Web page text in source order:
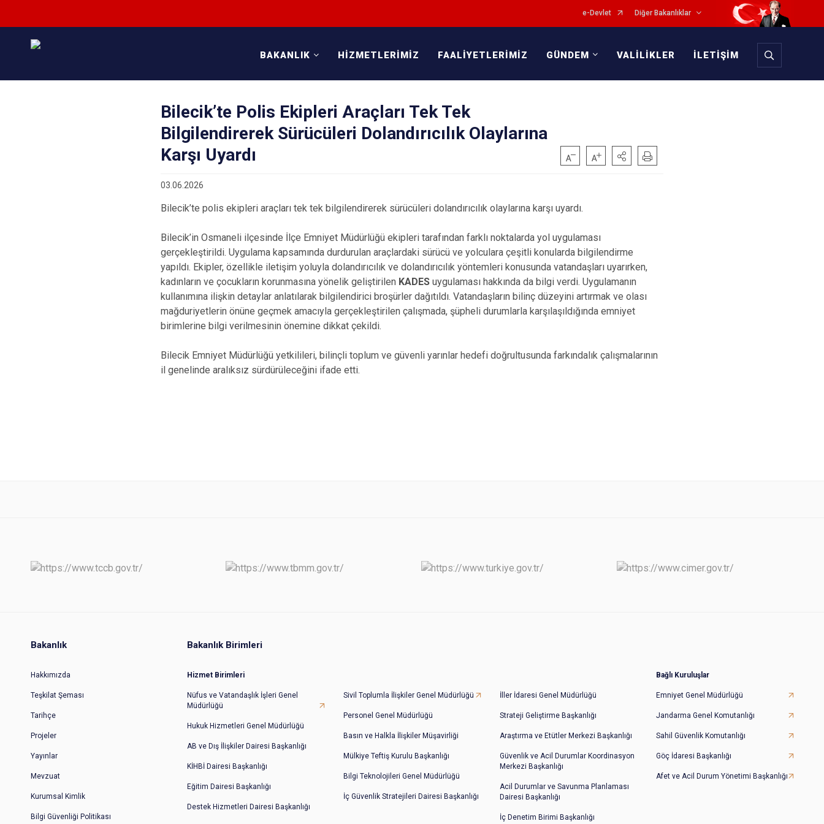
e-Devlet Diğer Bakanlıklar
BAKANLIK HİZMETLERİMİZ FAALİYETLERİMİZ GÜNDEM VALİLİKLER İLETİŞİM
Bilecik’te Polis Ekipleri Araçları Tek Tek
Bilgilendirerek Sürücüleri Dolandırıcılık Olaylarına
Karşı Uyardı
03.06.2026
Bilecik’te polis ekipleri araçları tek tek bilgilendirerek sürücüleri dolandırıcılık olaylarına karşı uyardı.
Bilecik’in Osmaneli ilçesinde İlçe Emniyet Müdürlüğü ekipleri tarafından farklı noktalarda yol uygulaması
gerçekleştirildi. Uygulama kapsamında durdurulan araçlardaki sürücü ve yolculara çeşitli konularda bilgilendirme
yapıldı. Ekipler, özellikle iletişim yoluyla dolandırıcılık ve dolandırıcılık yöntemleri konusunda vatandaşları uyarırken,
kadınların ve çocukların korunmasına yönelik geliştirilen KADES uygulaması hakkında da bilgi verdi. Uygulamanın
kullanımına ilişkin detaylar anlatılarak bilgilendirici broşürler dağıtıldı. Vatandaşların bilinç düzeyini artırmak ve olası
mağduriyetlerin önüne geçmek amacıyla gerçekleştirilen çalışmada, şüpheli durumlarla karşılaşıldığında emniyet
birimlerine bilgi verilmesinin önemine dikkat çekildi.
Bilecik Emniyet Müdürlüğü yetkilileri, bilinçli toplum ve güvenli yarınlar hedefi doğrultusunda farkındalık çalışmalarının
il genelinde aralıksız sürdürüleceğini ifade etti.
Bakanlık
Hakkımızda
Teşkilat Şeması
Tarihçe
Projeler
Yayınlar
Mevzuat
Kurumsal Kimlik
Bilgi Güvenliği Politikası
Bakanlık Birimleri
Hizmet Birimleri
Nüfus ve Vatandaşlık İşleri Genel
Müdürlüğü
Hukuk Hizmetleri Genel Müdürlüğü
AB ve Dış İlişkiler Dairesi Başkanlığı
KİHBİ Dairesi Başkanlığı
Eğitim Dairesi Başkanlığı
Destek Hizmetleri Dairesi Başkanlığı
Sivil Toplumla İlişkiler Genel Müdürlüğü
Personel Genel Müdürlüğü
Basın ve Halkla İlişkiler Müşavirliği
Mülkiye Teftiş Kurulu Başkanlığı
Bilgi Teknolojileri Genel Müdürlüğü
İç Güvenlik Stratejileri Dairesi Başkanlığı
İller İdaresi Genel Müdürlüğü
Strateji Geliştirme Başkanlığı
Araştırma ve Etütler Merkezi Başkanlığı
Güvenlik ve Acil Durumlar Koordinasyon
Merkezi Başkanlığı
Acil Durumlar ve Savunma Planlaması
Dairesi Başkanlığı
İç Denetim Birimi Başkanlığı
Bağlı Kuruluşlar
Emniyet Genel Müdürlüğü
Jandarma Genel Komutanlığı
Sahil Güvenlik Komutanlığı
Göç İdaresi Başkanlığı
Afet ve Acil Durum Yönetimi Başkanlığı